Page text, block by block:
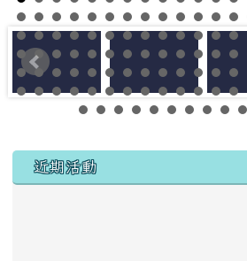
左邊區域內容
近期活動